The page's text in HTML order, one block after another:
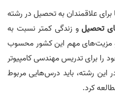
علاقمندان به تحصیل در رشته
تحصیلو زندگی کمتر نسبت به
مزیت‌های مهم این کشور محسوب
را برای تدریس مهندسی کامپیوتر
این رشته، باید درس‌هایی مربوط
کرد.